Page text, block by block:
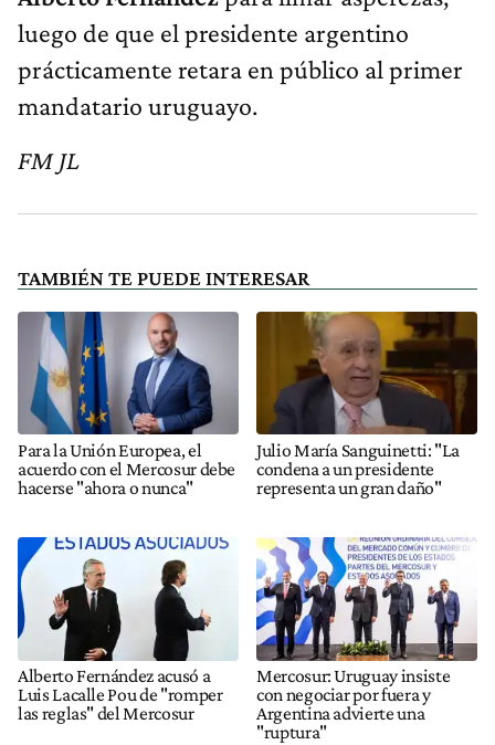
luego de que el presidente argentino
prácticamente retara en público al primer
mandatario uruguayo.
FM JL
TAMBIÉN TE PUEDE INTERESAR
Para la Unión Europea, el
acuerdo con el Mercosur debe
hacerse "ahora o nunca"
Julio María Sanguinetti: "La
condena a un presidente
representa un gran daño"
Alberto Fernández acusó a
Luis Lacalle Pou de "romper
las reglas" del Mercosur
Mercosur: Uruguay insiste
con negociar por fuera y
Argentina advierte una
"ruptura"